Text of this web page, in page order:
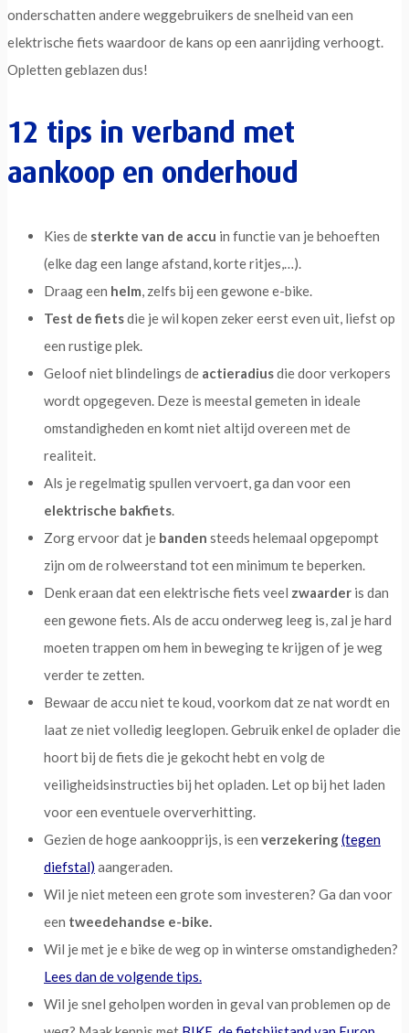
onderschatten andere weggebruikers de snelheid van een
elektrische fiets waardoor de kans op een aanrijding verhoogt.
Opletten geblazen dus!
12 tips in verband met
aankoop en onderhoud
Kies de sterkte van de accu in functie van je behoeften
(elke dag een lange afstand, korte ritjes,…).
Draag een helm, zelfs bij een gewone e-bike.
Test de fietsdie je wil kopen zeker eerst even uit, liefst op
een rustige plek.
Geloof niet blindelings de actieradiusdie door verkopers
wordt opgegeven. Deze is meestal gemeten in ideale
omstandigheden en komt niet altijd overeen met de
realiteit.
Als je regelmatig spullen vervoert, ga dan voor een
elektrische bakfiets.
Zorg ervoor dat je banden steeds helemaal opgepompt
zijn om de rolweerstand tot een minimum te beperken.
Denk eraan dat een elektrische fiets veel zwaarder is dan
een gewone fiets. Als de accu onderweg leeg is, zal je hard
moeten trappen om hem in beweging te krijgen of je weg
verder te zetten.
Bewaar de accu niet te koud, voorkom dat ze nat wordt en
laat ze niet volledig leeglopen. Gebruik enkel de oplader die
hoort bij de fiets die je gekocht hebt en volg de
veiligheidsinstructies bij het opladen. Let op bij het laden
voor een eventuele oververhitting.
Gezien de hoge aankoopprijs, is een verzekering(tegen
diefstal) aangeraden.
Wil je niet meteen een grote som investeren? Ga dan voor
een tweedehandse e-bike.
Wil je met je e bike de weg op in winterse omstandigheden?
Lees dan de volgende tips.
Wil je snel geholpen worden in geval van problemen op de